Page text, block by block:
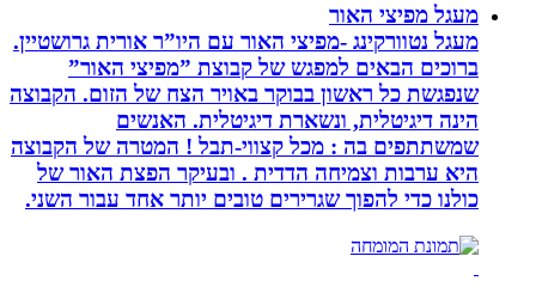
מעגל מפיצי האור
מעגל נטוורקינג -מפיצי האור עם היו”ר אורית גרושטיין.
ברוכים הבאים למפגש של קבוצת ”מפיצי האור”
שנפגשת כל ראשון בבוקר באויר הצח של הזום. הקבוצה
הינה דיגיטלית, ונשארת דיגיטלית. האנשים
שמשתתפים בה : מכל קצווי-תבל ! המטרה של הקבוצה
היא ערבות וצמיחה הדדית . ובעיקר הפצת האור של
כולנו כדי להפוך שגרירים טובים יותר אחד עבור השני.